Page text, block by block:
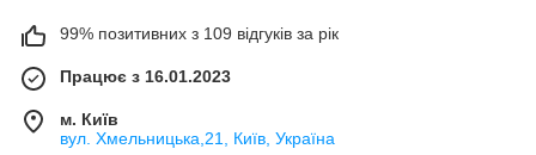
99% позитивних з 109 відгуків за рік
Працює з 16.01.2023
м. Київ
вул. Хмельницька,21, Київ, Україна